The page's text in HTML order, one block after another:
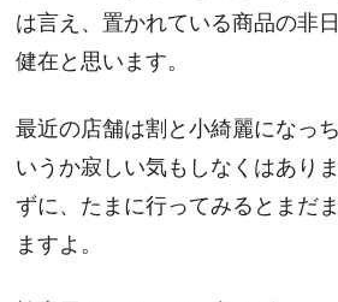
は言え、置かれている商品の非
健在と思います。
最近の店舗は割と小綺麗になっ
いうか寂しい気もしなくはあり
ずに、たまに行ってみるとまだ
ますよ。